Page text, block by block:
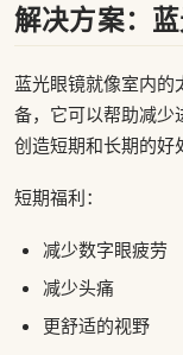
解决方案：蓝
蓝光眼镜就像室内的
备，它可以帮助减少
创造短期和长期的好
短期福利：
减少数字眼疲劳
减少头痛
更舒适的视野